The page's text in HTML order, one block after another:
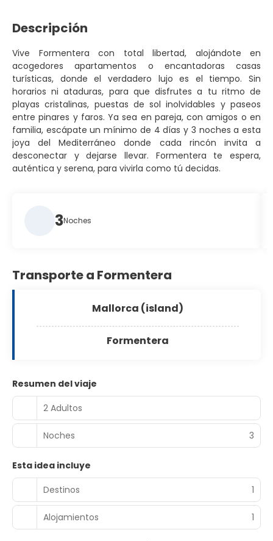
Descripción
Vive Formentera con total libertad, alojándote en
acogedores apartamentos o encantadoras casas
turísticas, donde el verdadero lujo es el tiempo. Sin
horarios ni ataduras, para que disfrutes a tu ritmo de
playas cristalinas, puestas de sol inolvidables y paseos
entre pinares y faros. Ya sea en pareja, con amigos o en
familia, escápate un mínimo de 4 días y 3 noches a esta
joya del Mediterráneo donde cada rincón invita a
desconectar y dejarse llevar. Formentera te espera,
auténtica y serena, para vivirla como tú decidas.
3Noches
Transporte a Formentera
Mallorca (island)
Formentera
Resumen del viaje
2 Adultos
Noches 3
Esta idea incluye
Destinos
1
Alojamientos 1